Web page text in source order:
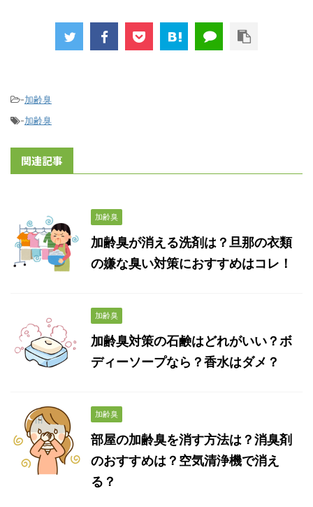
-加齢臭
-加齢臭
関連記事
加齢臭
加齢臭が消える洗剤は？旦那の衣類
の嫌な臭い対策におすすめはコレ！
加齢臭
加齢臭対策の石鹸はどれがいい？ボ
ディーソープなら？香水はダメ？
加齢臭
部屋の加齢臭を消す方法は？消臭剤
のおすすめは？空気清浄機で消え
る？